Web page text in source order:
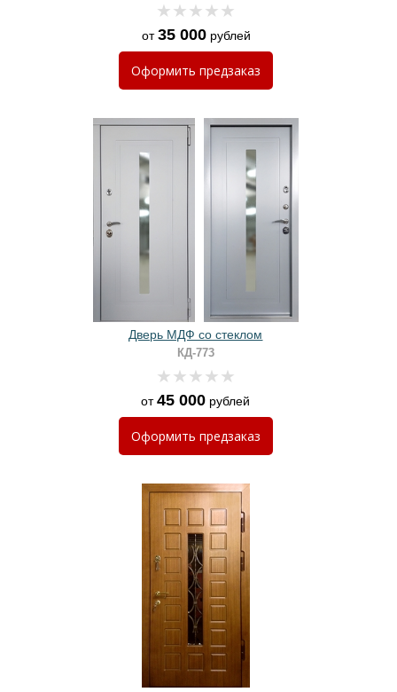
от35 000рублей
Оформить предзаказ
Дверь МДФ со стеклом
КД-773
от45 000 рублей
Оформить предзаказ